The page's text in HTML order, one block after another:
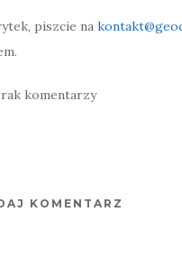
piszcie na
komentarzy
KOMENTARZ